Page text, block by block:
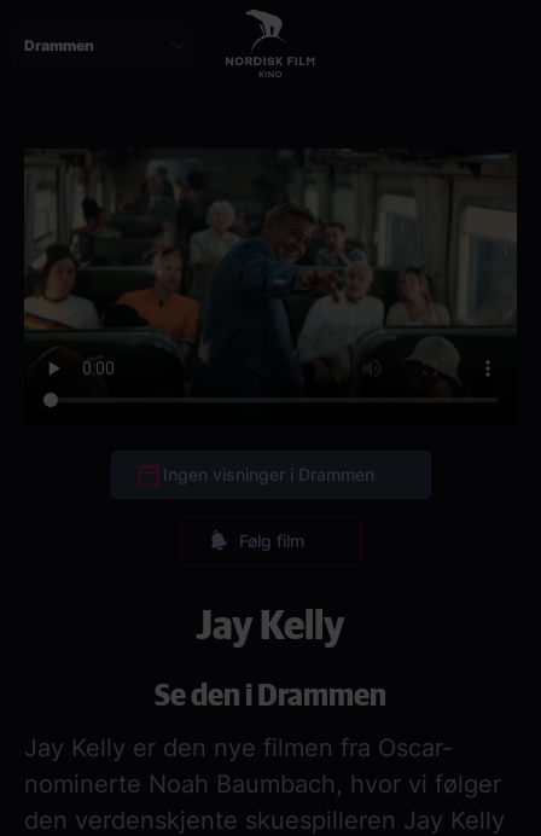
Ingen visninger i Drammen
Følg film
Jay Kelly
Se den i Drammen
Jay Kelly er den nye filmen fra Oscar-
nominerte Noah Baumbach, hvor vi følger
den verdenskjente skuespilleren Jay Kelly